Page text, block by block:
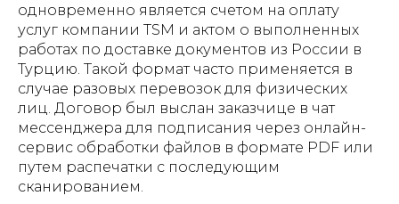
одновременно является счетом на оплату
услуг компании TSM и актом о выполненных
работах по доставке документов из России в
Турцию. Такой формат часто применяется в
случае разовых перевозок для физических
лиц. Договор был выслан заказчице в чат
мессенджера для подписания через онлайн-
сервис обработки файлов в формате PDF или
путем распечатки с последующим
сканированием.